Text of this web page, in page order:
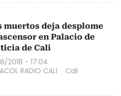
muertos deja desplome
en Palacio de
de Cali
2018 - 17:04
RADIO CALI
Cali